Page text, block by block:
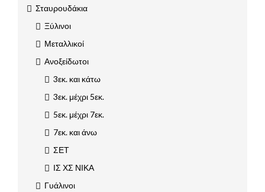
Σταυρουδάκια
Ξύλινοι
Μεταλλικοί
Ανοξείδωτοι
3εκ. και κάτω
3εκ. μέχρι 5εκ.
5εκ. μέχρι 7εκ.
7εκ. και άνω
ΣΕΤ
ΙΣ ΧΣ ΝΙΚΑ
Γυάλινοι